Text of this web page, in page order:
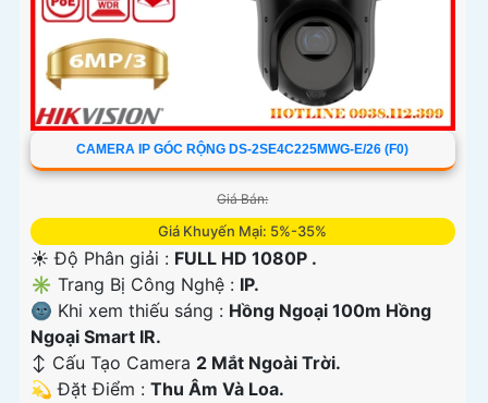
CAMERA IP GÓC RỘNG DS-2SE4C225MWG-E/26 (F0)
Giá Bán:
Giá Khuyến Mại: 5%-35%
☀️ Độ Phân giải : FULL HD 1080P .
✳️ Trang Bị Công Nghệ : IP.
🌚 Khi xem thiếu sáng : Hồng Ngoại 100m Hồng
Ngoại Smart IR.
↕️ Cấu Tạo Camera 2 Mắt Ngoài Trời.
️💫 Đặt Điểm : Thu Âm Và Loa.